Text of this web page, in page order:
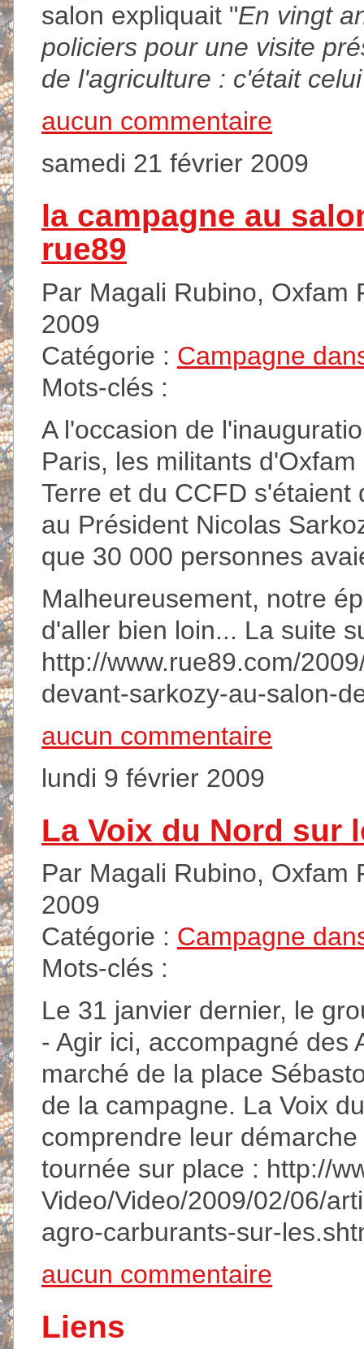
salon expliquait "En vingt
policiers pour une visite
de l'agriculture : c'était
aucun commentaire
samedi 21 février 2009
la campagne au
rue89
Par Magali Rubino, Oxfam
2009
Catégorie : Campagne
Mots-clés :
A l'occasion de
Paris, les militants
Terre et du CCFD
au Président Nicolas
que 30 000 personnes
Malheureusement, notre
d'aller bien loin... La suite
http://www.rue89.com/
devant-sarkozy-au-salon-
aucun commentaire
lundi 9 février 2009
La Voix du Nord sur
Par Magali Rubino, Oxfam
2009
Catégorie : Campagne
Mots-clés :
Le 31 janvier dernier, le
- Agir ici, accompagné des
marché de la place
de la campagne. La Voix
comprendre leur
tournée sur place : http://
Video/Video/2009/02/06/
agro-carburants-sur-
aucun commentaire
Liens